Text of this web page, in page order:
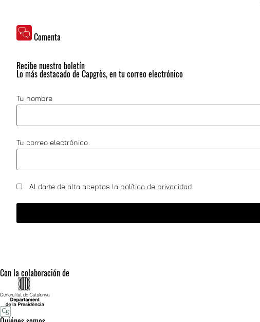
Comenta
Recibe nuestro boletín
Lo más destacado de Capgròs, en tu correo electrónico
Tu nombre
Tu correo electrónico
Al darte de alta aceptas la política de privacidad
Con la colaboración de